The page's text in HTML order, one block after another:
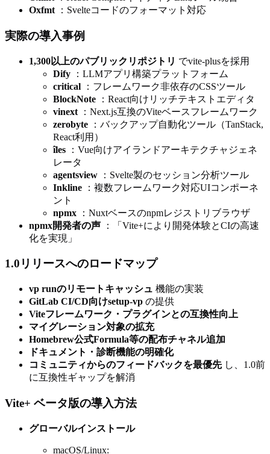
Oxfmt ：Svelteコードのフォーマット対応
実際の導入事例
1,300以上のパブリックリポジトリ でvite-plusを採用
Dify ：LLMアプリ構築プラットフォーム
critical ：フレームワーク非依存のCSSツール
BlockNote ：React向けリッチテキストエディタ
vinext ：Next.js互換のViteベースフレームワーク
zerobyte ：バックアップ自動化ツール（TanStack,
React利用）
îles ：Vue向けアイランドアーキテクチャジェネ
レータ
agentsview ：Svelte製のセッション分析ツール
Inkline ：複数フレームワーク対応UIコンポーネ
ント
npmx ：Nuxtベースのnpmレジストリブラウザ
npmx開発者の声 ：「Vite+により開発体験とCIの高速
化を実現」
1.0リリースへのロードマップ
vp runのリモートキャッシュ 機能の実装
GitLab CI/CD向けsetup-vp の提供
Viteフレームワーク・プラグインとの互換性向上
マイグレーション対象の拡充
Homebrew公式Formula等の配布チャネル追加
ドキュメント・診断機能の明確化
コミュニティからのフィードバックを最優先し、1.0前
に互換性ギャップを解消
Vite+ ベータ版の導入方法
グローバルインストール
macOS/Linux: